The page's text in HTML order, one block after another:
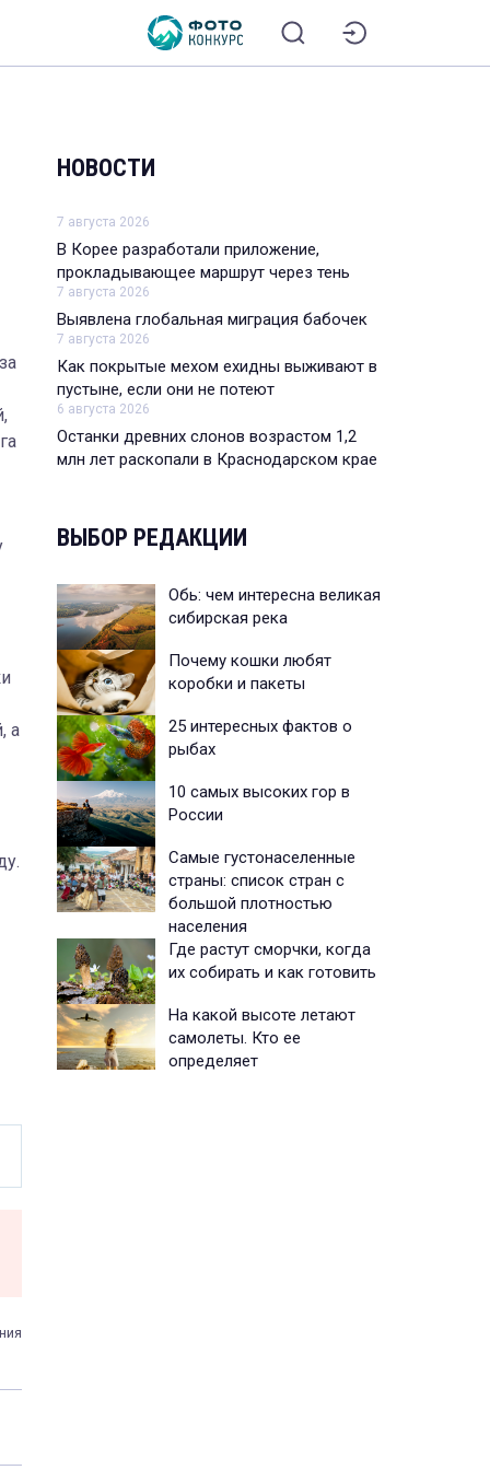
а
НОВОСТИ
7 августа 2026
В Корее разработали приложение,
прокладывающее маршрут через тень
7 августа 2026
Выявлена глобальная миграция бабочек
7 августа 2026
Как покрытые мехом ехидны выживают в
пустыне, если они не потеют
6 августа 2026
Останки древних слонов возрастом 1,2
млн лет раскопали в Краснодарском крае
ВЫБОР РЕДАКЦИИ
Обь: чем интересна великая
сибирская река
Почему кошки любят
коробки и пакеты
25 интересных фактов о
рыбах
10 самых высоких гор в
России
Самые густонаселенные
страны: список стран с
большой плотностью
населения
Где растут сморчки, когда
их собирать и как готовить
На какой высоте летают
самолеты. Кто ее
определяет